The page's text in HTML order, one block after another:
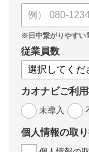
従業員数
カオナビご利
未導入
個人情報の取